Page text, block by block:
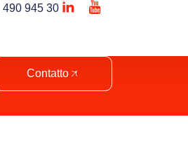
490 945 30
Contatto